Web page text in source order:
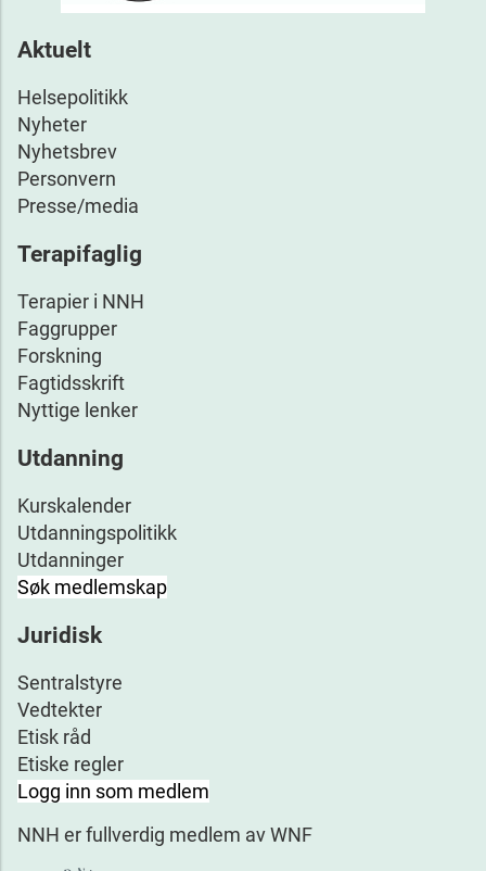
Aktuelt
Helsepolitikk
Nyheter
Nyhetsbrev
Personvern
Presse/media
Terapifaglig
Terapier i NNH
Faggrupper
Forskning
Fagtidsskrift
Nyttige lenker
Utdanning
Kurskalender
Utdanningspolitikk
Utdanninger
Søk medlemskap
Juridisk
Sentralstyre
Vedtekter
Etisk råd
Etiske regler
Logg inn som medlem
NNH er fullverdig medlem av WNF